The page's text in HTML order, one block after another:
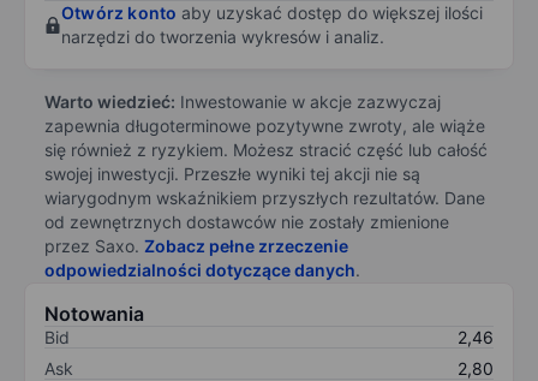
Otwórz konto aby uzyskać dostęp do większej ilości
narzędzi do tworzenia wykresów i analiz.
Warto wiedzieć: Inwestowanie w akcje zazwyczaj
zapewnia długoterminowe pozytywne zwroty, ale wiąże
się również z ryzykiem. Możesz stracić część lub całość
swojej inwestycji. Przeszłe wyniki tej akcji nie są
wiarygodnym wskaźnikiem przyszłych rezultatów. Dane
od zewnętrznych dostawców nie zostały zmienione
przez Saxo. Zobacz pełne zrzeczenie
odpowiedzialności dotyczące danych.
Notowania
Bid
2,46
Ask
2,80